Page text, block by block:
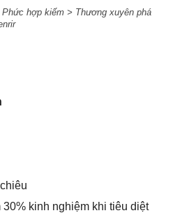
hợp kiếm > Thương xuyên phá
30% kinh nghiệm khi tiêu diệt